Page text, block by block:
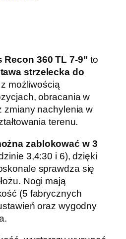
Recon 360 TL 7-9" to
strzelecka do
z możliwością
obracania w
zmiany nachylenia w
terenu.
zablokować w 3
3,4:30 i 6), dzięki
sprawdza się
Nogi mają
(5 fabrycznych
oraz wygodny